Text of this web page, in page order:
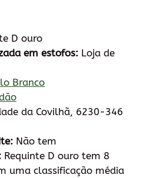
D ouro
em estofos: Loja de
Branco
da Covilhã, 6230-346
Não tem
Requinte D ouro tem 8
uma classificação média